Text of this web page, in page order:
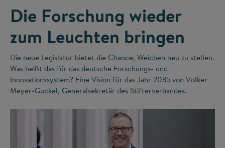
Die Forschung wieder
zum Leuchten bringen
Die neue Legislatur bietet die Chance, Weichen neu zu stellen.
Was heißt das für das deutsche Forschungs- und
Innovationssystem? Eine Vision für das Jahr 2035 von Volker
Meyer-Guckel, Generalsekretär des Stifterverbandes.